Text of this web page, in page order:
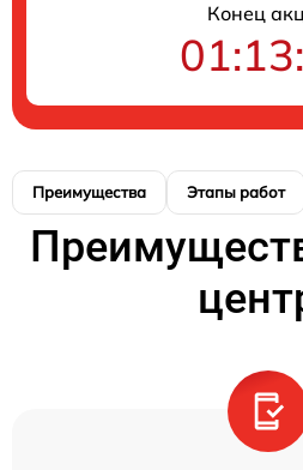
Конец
Преимущества Этапы работ